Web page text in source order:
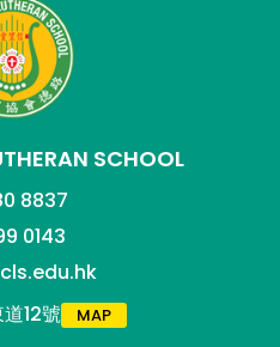
SCHOOL
8837
0143
12號
MAP